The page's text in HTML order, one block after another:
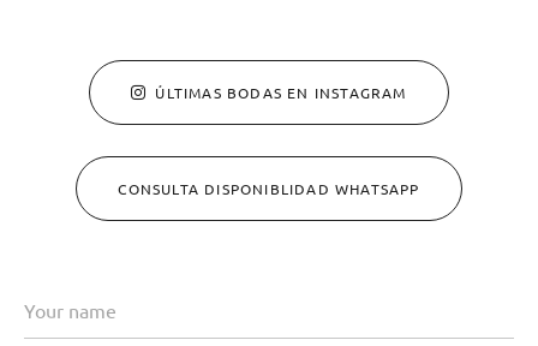
ÚLTIMAS BODAS EN INSTAGRAM
CONSULTA DISPONIBLIDAD WHATSAPP